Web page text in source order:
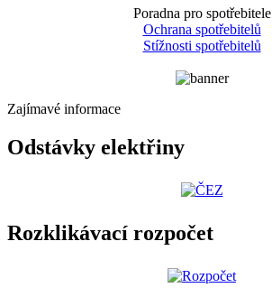
Poradna pro spotřebitele
Ochrana spotřebitelů
Stížnosti spotřebitelů
Zajímavé informace
Odstávky elektřiny
Rozklikávací rozpočet